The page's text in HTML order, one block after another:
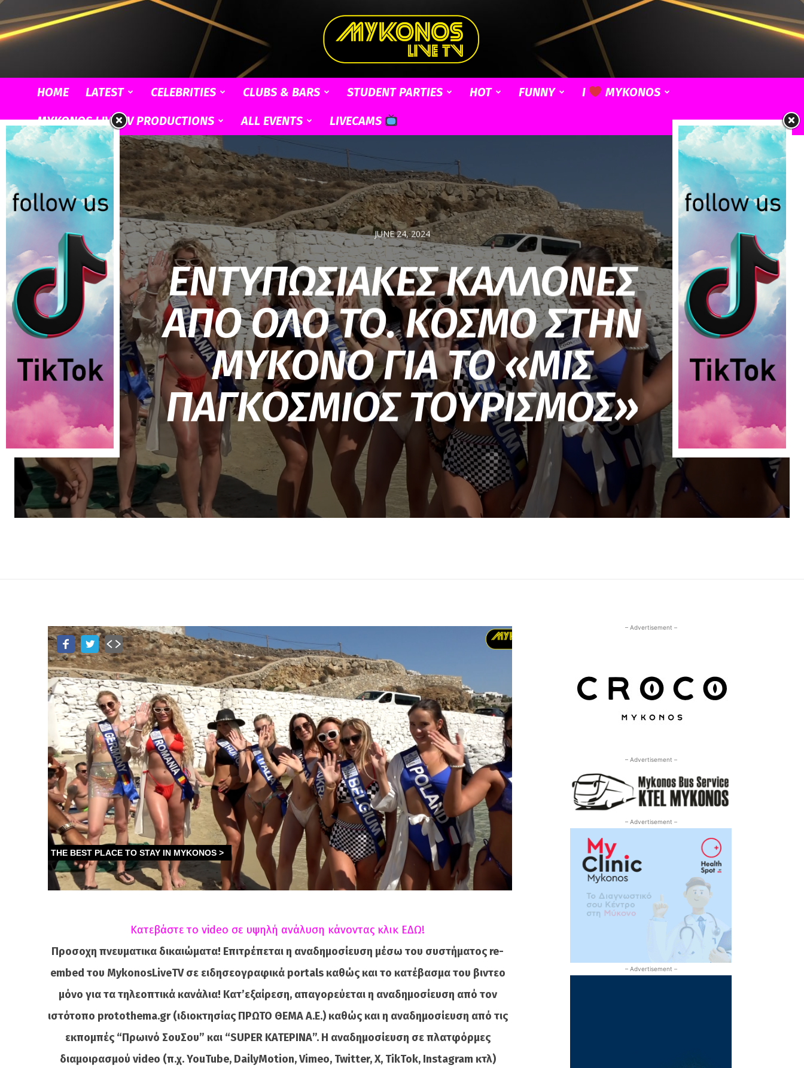
Live
TV
HOME LATEST CELEBRITIES CLUBS & BARS STUDENT PARTIES HOT FUNNY I
MYKONOS
MYKONOS LIVE TV PRODUCTIONS
ALL EVENTS LIVECAMS
JUNE 24, 2024
ΕΝΤΥΠΩΣΙΑΚΕΣ ΚΑΛΛΟΝΕΣ
ΑΠΟ ΟΛΟ ΤΟ. ΚΟΣΜΟ ΣΤΗΝ
ΜΥΚΟΝΟ ΓΙΑ ΤΟ «ΜΙΣ
ΠΑΓΚΟΣΜΙΟΣ ΤΟΥΡΙΣΜΟΣ»
Κατεβάστε το video σε υψηλή ανάλυση κάνοντας κλικ ΕΔΩ!
Προσοχη πνευματικα δικαιώματα! Επιτρέπεται η αναδημοσίευση μέσω του συστήματος re-
embed του MykonosLiveTV σε ειδησεογραφικά portals καθώς και το κατέβασμα του βιντεο
μόνο για τα τηλεοπτικά κανάλια! Κατ’εξαίρεση, απαγορεύεται η αναδημοσίευση από τον
ιστότοπο protothema.gr (ιδιοκτησίας ΠΡΩΤΟ ΘΕΜΑ A.E.) καθώς και η αναδημοσίευση από τις
εκπομπές “Πρωινό ΣουΣου” και “SUPER ΚΑΤΕΡΙΝΑ”. Η αναδημοσίευση σε πλατφόρμες
διαμοιρασμού video (π.χ. YouTube, DailyMotion, Vimeo, Twitter, X, TikTok, Instagram κτλ)
– Advertisement –
– Advertisement –
– Advertisement –
– Advertisement –